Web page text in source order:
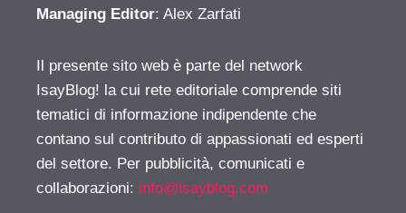
Managing Editor: Alex Zarfati
Il presente sito web è parte del network
IsayBlog! la cui rete editoriale comprende siti
tematici di informazione indipendente che
contano sul contributo di appassionati ed esperti
del settore. Per pubblicità, comunicati e
collaborazioni: info@isayblog.com